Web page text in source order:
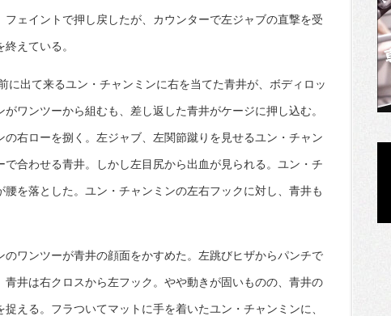
フェイントで押し戻したが、カウンターで左ジャブの直撃を受
えている。
に出て来るユン・チャンミンに右を当てた青井が、ボディロッ
ワンツーから組むも、差し返した青井がケージに押し込む。
右ローを捌く。左ジャブ、左関節蹴りを見せるユン・チャン
で合わせる青井。しかし左目尻から出血が見られる。ユン・チ
腰を落とした。ユン・チャンミンの左右フックに対し、青井も
ワンツーが青井の顔面をかすめた。左跳びヒザからパンチで
井は右クロスから左フック。やや動きが固いものの、青井の
える。フラついてマットに手を着いたユン・チャンミンに、